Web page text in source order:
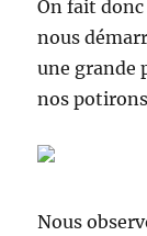
On fait
nous
une grande
nos
Nous